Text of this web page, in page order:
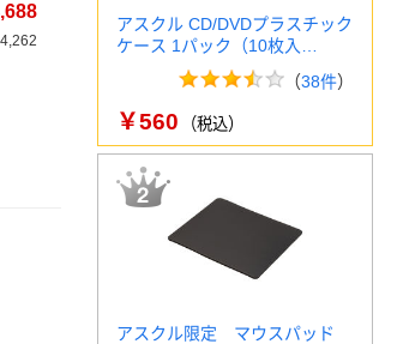
アスクル CD/DVDプラスチック
ケース 1パック（10枚入…
（38件）
￥560 （税込）
アスクル限定 マウスパッド